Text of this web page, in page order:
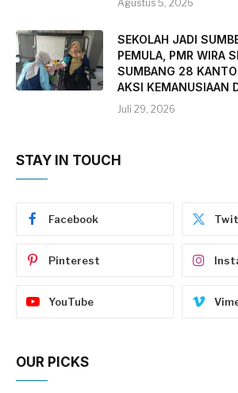
Agustus 5, 2026
SEKOLAH JADI
PEMULA, PMR WIRA
SUMBANG 28
AKSI KEMANUSIAAN
Juli 29, 2026
STAY IN TOUCH
Facebook
Pinterest
YouTube
OUR PICKS